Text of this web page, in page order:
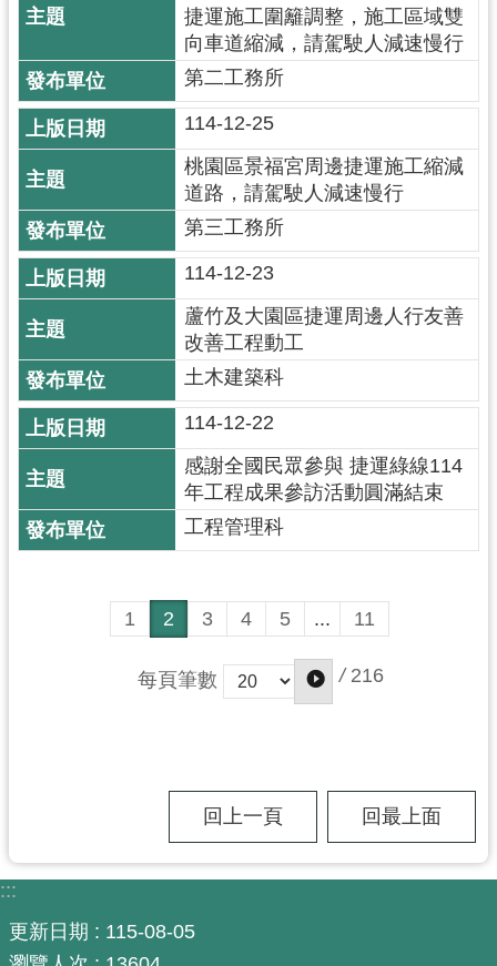
運
怎
麼
去
捷運施工圍籬調整，施工區域雙
向車道縮減，請駕駛人減速慢行
第二工務所
114-12-25
桃園區景福宮周邊捷運施工縮減
道路，請駕駛人減速慢行
第三工務所
114-12-23
蘆竹及大園區捷運周邊人行友善
改善工程動工
土木建築科
114-12-22
感謝全國民眾參與 捷運綠線114
年工程成果參訪活動圓滿結束
工程管理科
1 2 3 4 5 ... 11
每頁筆數 / 216
回上一頁 回最上面
:::
更新日期
115-08-05